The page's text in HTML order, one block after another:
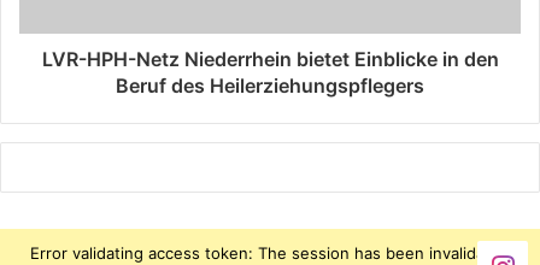
LVR-HPH-Netz Niederrhein bietet Einblicke in den
Beruf des Heilerziehungspflegers
Error validating access token: The session has been invalidated